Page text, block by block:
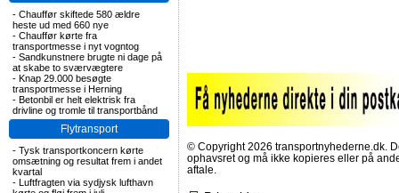
- Chauffør skiftede 580 ældre
heste ud med 660 nye
- Chauffør kørte fra
transportmesse i nyt vogntog
- Sandkunstnere brugte ni dage på
at skabe to sværvægtere
- Knap 29.000 besøgte
transportmesse i Herning
- Betonbil er helt elektrisk fra
drivline og tromle til transportbånd
Flytransport
- Tysk transportkoncern kørte
omsætning og resultat frem i andet
kvartal
- Luftfragten via sydjysk lufthavn
© Copyright 2026 transportnyhederne.dk.
ophavsret og må ikke kopieres eller på
aftale.